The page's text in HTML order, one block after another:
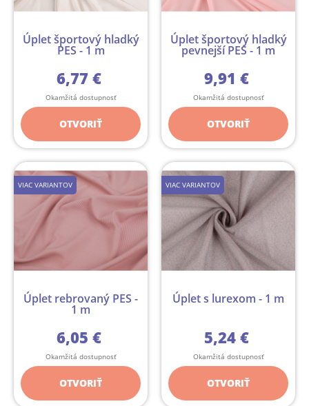
Úplet športový hladký
PES - 1 m
6,77 €
Okamžitá dostupnosť
OTVORIŤ
Úplet športový hladký
pevnejší PES - 1 m
9,91 €
Okamžitá dostupnosť
OTVORIŤ
VIAC VARIANTOV
Úplet rebrovaný PES -
1 m
6,05 €
Okamžitá dostupnosť
OTVORIŤ
VIAC VARIANTOV
Úplet s lurexom - 1 m
5,24 €
Okamžitá dostupnosť
OTVORIŤ